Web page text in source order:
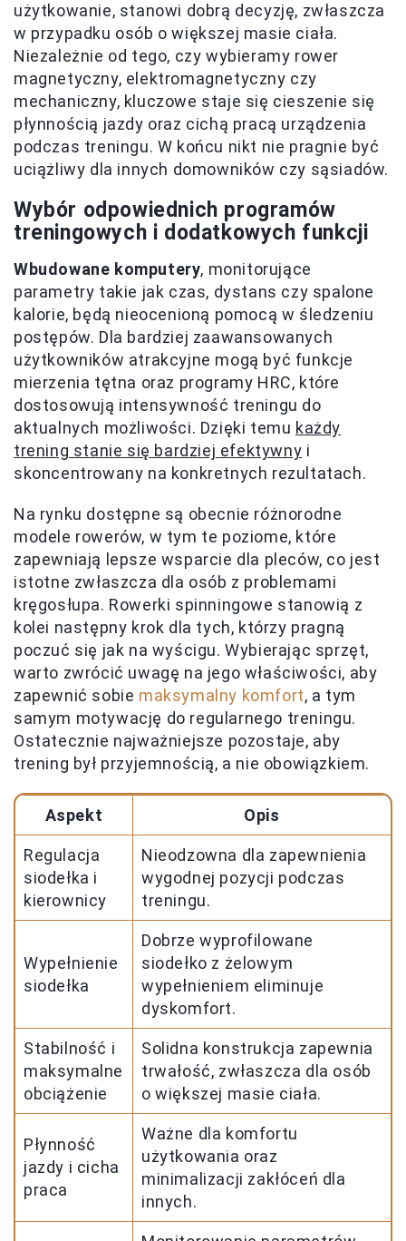
użytkowanie, stanowi dobrą decyzję, zwłaszcza
w przypadku osób o większej masie ciała.
Niezależnie od tego, czy wybieramy rower
magnetyczny, elektromagnetyczny czy
mechaniczny, kluczowe staje się cieszenie się
płynnością jazdy oraz cichą pracą urządzenia
podczas treningu. W końcu nikt nie pragnie być
uciążliwy dla innych domowników czy sąsiadów.
Wybór odpowiednich programów
treningowych i dodatkowych funkcji
Wbudowane komputery, monitorujące
parametry takie jak czas, dystans czy spalone
kalorie, będą nieocenioną pomocą w śledzeniu
postępów. Dla bardziej zaawansowanych
użytkowników atrakcyjne mogą być funkcje
mierzenia tętna oraz programy HRC, które
dostosowują intensywność treningu do
aktualnych możliwości. Dzięki temu każdy
trening stanie się bardziej efektywny i
skoncentrowany na konkretnych rezultatach.
Na rynku dostępne są obecnie różnorodne
modele rowerów, w tym te poziome, które
zapewniają lepsze wsparcie dla pleców, co jest
istotne zwłaszcza dla osób z problemami
kręgosłupa. Rowerki spinningowe stanowią z
kolei następny krok dla tych, którzy pragną
poczuć się jak na wyścigu. Wybierając sprzęt,
warto zwrócić uwagę na jego właściwości, aby
zapewnić sobie maksymalny komfort, a tym
samym motywację do regularnego treningu.
Ostatecznie najważniejsze pozostaje, aby
trening był przyjemnością, a nie obowiązkiem.
Aspekt Opis
Regulacja
siodełka i
kierownicy
Nieodzowna dla zapewnienia
wygodnej pozycji podczas
treningu.
Wypełnienie
siodełka
Dobrze wyprofilowane
siodełko z żelowym
wypełnieniem eliminuje
dyskomfort.
Stabilność i
maksymalne
obciążenie
Solidna konstrukcja zapewnia
trwałość, zwłaszcza dla osób
o większej masie ciała.
Płynność
jazdy i cicha
praca
Ważne dla komfortu
użytkowania oraz
minimalizacji zakłóceń dla
innych.